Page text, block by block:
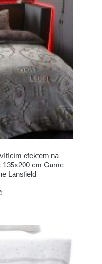
efektem na
135x200 cm Game
Lansfield